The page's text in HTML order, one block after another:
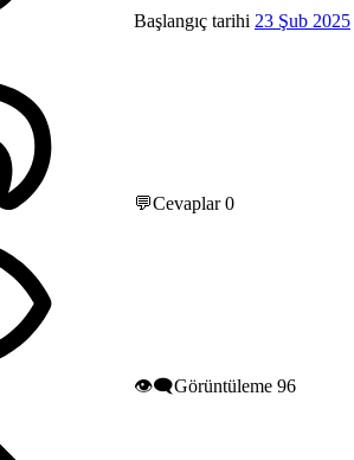
Başlangıç tarihi 23 Şub 2025
💬Cevaplar0
👁️‍🗨️Görüntüleme 96